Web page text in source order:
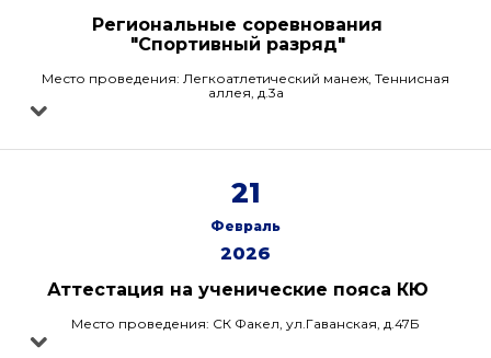
Региональные соревнования
"Спортивный разряд"
Место проведения: Легкоатлетический манеж, Теннисная
аллея, д.3а
21
Февраль
2026
Аттестация на ученические пояса КЮ
Место проведения: СК Факел, ул.Гаванская, д.47Б